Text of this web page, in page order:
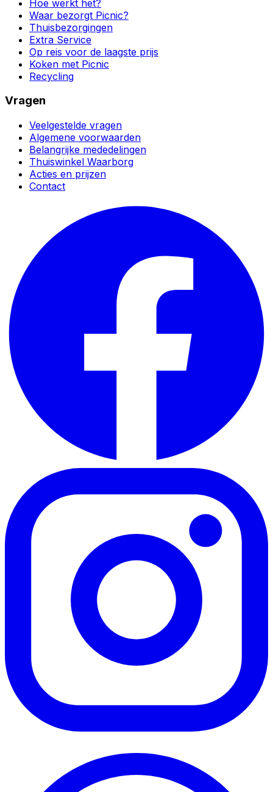
Hoe werkt het?
Waar bezorgt Picnic?
Thuisbezorgingen
Extra Service
Op reis voor de laagste prijs
Koken met Picnic
Recycling
Vragen
Veelgestelde vragen
Algemene voorwaarden
Belangrijke mededelingen
Thuiswinkel Waarborg
Acties en prijzen
Contact